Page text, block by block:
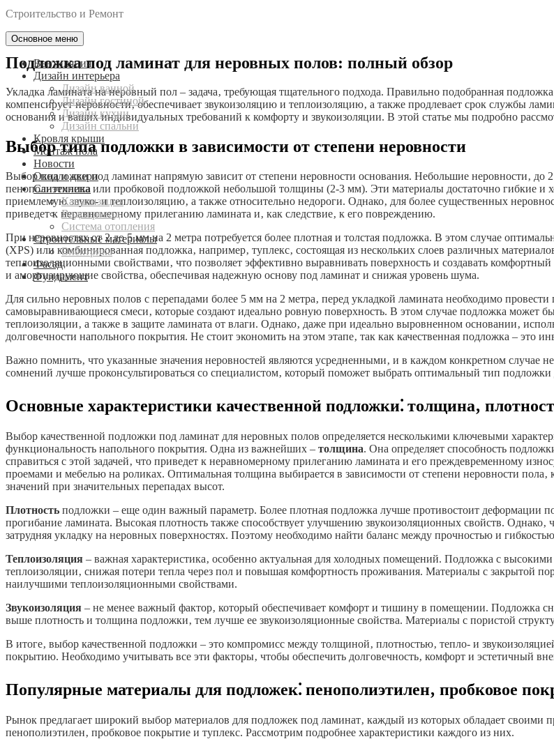
Строительство и Ремонт
Основное меню
Вентиляция
Дизайн интерьера
Дизайн ванной
Дизайн гостиной
Дизайн кухни
Дизайн спальни
Кровля крыши
Монтаж пола
Новости
Окна и двери
Сантехника
Канализация
Водопровод
Система отопления
Строительные материалы
Электрика
Фасад
Фундамент
Подложка под ламинат для неровных полов: полный обзор
Укладка ламината на неровный пол – задача‚ требующая тщательного подхода. Правильно подобранная
компенсирует неровности‚ обеспечивает звукоизоляцию и теплоизоляцию‚ а также продлевает срок службы
основания и ваших индивидуальных требований к комфорту и звукоизоляции. В этой статье мы подробно
Выбор типа подложки в зависимости от степени неровности
Выбор подложки под ламинат напрямую зависит от степени неровности основания. Небольшие неровности‚ до
пенополиэтилена или пробковой подложкой небольшой толщины (2-3 мм). Эти материалы достаточно гибкие и
приемлемую звуко- и теплоизоляцию‚ а также относительно недороги. Однако‚ для более существенных
приведет к неравномерному прилеганию ламината и‚ как следствие‚ к его повреждению.
При неровностях от 2 до 5 мм на 2 метра потребуется более плотная и толстая подложка. В этом случае
(XPS) или комбинированная подложка‚ например‚ туплекс‚ состоящая из нескольких слоев различных
теплоизоляционными свойствами‚ что позволяет эффективно выравнивать поверхность и создавать
и амортизирующие свойства‚ обеспечивая надежную основу под ламинат и снижая уровень шума.
Для сильно неровных полов с перепадами более 5 мм на 2 метра‚ перед укладкой ламината необходимо
самовыравнивающиеся смеси‚ которые создают идеально ровную поверхность. В этом случае подложка может
теплоизоляции‚ а также в защите ламината от влаги. Однако‚ даже при идеально выровненном основании‚
долговечности напольного покрытия. Не стоит экономить на этом этапе‚ так как качественная подложка – это
Важно помнить‚ что указанные значения неровностей являются усредненными‚ и в каждом конкретном
сомнений лучше проконсультироваться со специалистом‚ который поможет выбрать оптимальный тип
Основные характеристики качественной подложки⁚ толщина‚
Выбор качественной подложки под ламинат для неровных полов определяется несколькими ключевыми
функциональность напольного покрытия. Одна из важнейших – толщина. Она определяет способность
справиться с этой задачей‚ что приведет к неравномерному прилеганию ламината и его преждевременному
проемами и мебелью на роликах. Оптимальная толщина выбирается в зависимости от степени неровности пола‚
значений при значительных перепадах высот.
Плотность подложки – еще один важный параметр. Более плотная подложка лучше противостоит деформации
прогибание ламината. Высокая плотность также способствует улучшению звукоизоляционных свойств. Однако‚
затрудняя укладку на неровных поверхностях. Поэтому необходимо найти баланс между прочностью и
Теплоизоляция – важная характеристика‚ особенно актуальная для холодных помещений. Подложка с
теплоизоляции‚ снижая потери тепла через пол и повышая комфортность проживания. Материалы с закрытой
наилучшими теплоизоляционными свойствами.
Звукоизоляция – не менее важный фактор‚ который обеспечивает комфорт и тишину в помещении. Подложка
выше плотность и толщина подложки‚ тем лучше ее звукоизоляционные свойства. Материалы с пористой
В итоге‚ выбор качественной подложки – это компромисс между толщиной‚ плотностью‚ тепло- и
покрытию. Необходимо учитывать все эти факторы‚ чтобы обеспечить долговечность‚ комфорт и эстетичный
Популярные материалы для подложек⁚ пенополиэтилен‚ пробковое
Рынок предлагает широкий выбор материалов для подложек под ламинат‚ каждый из которых обладает
пенополиэтилен‚ пробковое покрытие и туплекс. Рассмотрим подробнее характеристики каждого из них.